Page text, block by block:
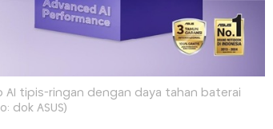
AI tipis-ringan dengan daya tahan baterai
dok ASUS)